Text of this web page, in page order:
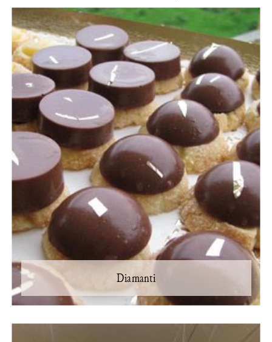
Diamanti